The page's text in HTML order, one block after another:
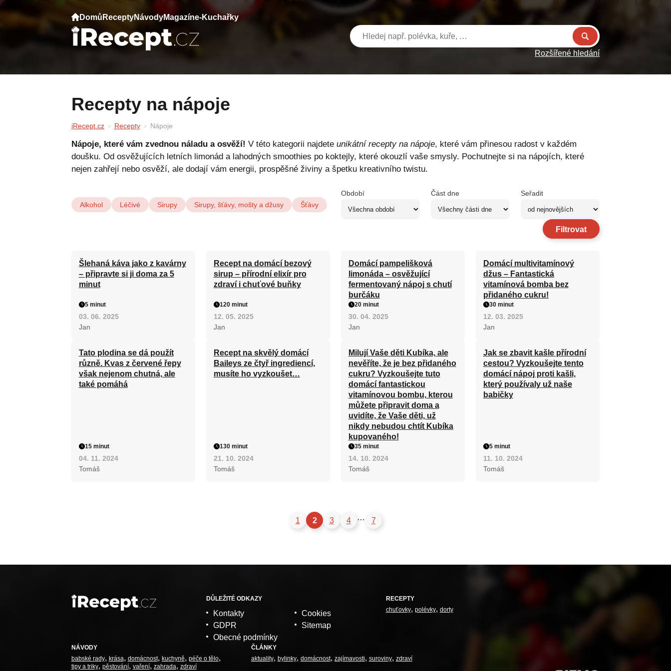
Domů ReceptyNávodyMagazíne-Kuchařky
Rozšířené hledání
Recepty na nápoje
iRecept.cz Recepty Nápoje
Nápoje, které vám zvednou náladu a osvěží! V této kategorii najdete unikátní recepty na nápoje, které vám přinesou radost v každém
doušku. Od osvěžujících letních limonád a lahodných smoothies po koktejly, které okouzlí vaše smysly. Pochutnejte si na nápojích, které
nejen zahřejí nebo osvěží, ale dodají vám energii, prospěšné živiny a špetku kreativního twistu.
Alkohol Léčivé Sirupy Sirupy, šťávy, mošty a džusy Šťávy
Období Část dne Seřadit
Filtrovat
Šlehaná káva jako z kavárny
– připravte si ji doma za 5
minut
5 minut
03. 06. 2025
Jan
Recept na domácí bezový
sirup – přírodní elixír pro
zdraví i chuťové buňky
120 minut
12. 05. 2025
Jan
Domácí pampelišková
limonáda – osvěžující
fermentovaný nápoj s chutí
burčáku
20 minut
30. 04. 2025
Jan
Domácí multivitamínový
džus – Fantastická
vitamínová bomba bez
přidaného cukru!
30 minut
12. 03. 2025
Jan
Tato plodina se dá použít
různě. Kvas z červené řepy
však nejenom chutná, ale
také pomáhá
15 minut
04. 11. 2024
Tomáš
Recept na skvělý domácí
Baileys ze čtyř ingrediencí,
musíte ho vyzkoušet…
130 minut
21. 10. 2024
Tomáš
Milují Vaše děti Kubíka, ale
nevěříte, že je bez přidaného
cukru? Vyzkoušejte tuto
domácí fantastickou
vitamínovou bombu, kterou
můžete připravit doma a
uvidíte, že Vaše děti, už
nikdy nebudou chtít Kubíka
kupovaného!
35 minut
14. 10. 2024
Tomáš
Jak se zbavit kašle přírodní
cestou? Vyzkoušejte tento
domácí nápoj proti kašli,
který používaly už naše
babičky
5 minut
11. 10. 2024
Tomáš
1 2 3 4 … 7
DŮLEŽITÉ ODKAZY
Kontakty
GDPR
Obecné podmínky
Cookies
Sitemap
RECEPTY
chuťovky polévky dorty
NÁVODY
babské rady
krása domácnost kuchyně
péče o tělo
tipy a triky pěstování vaření zahrada zdraví
ČLÁNKY
aktuality
bylinky domácnost zajímavosti suroviny zdraví